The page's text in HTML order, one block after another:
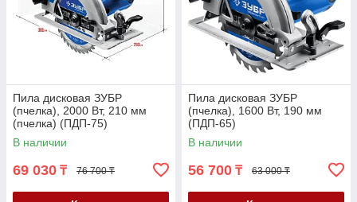
Пила дисковая ЗУБР
(пчелка), 2000 Вт, 210 мм
(пчелка) (ПДП-75)
В наличии
69 030 ₸ 76 700 ₸
Пила дисковая ЗУБР
(пчелка), 1600 Вт, 190 мм
(ПДП-65)
В наличии
56 700 ₸ 63 000 ₸